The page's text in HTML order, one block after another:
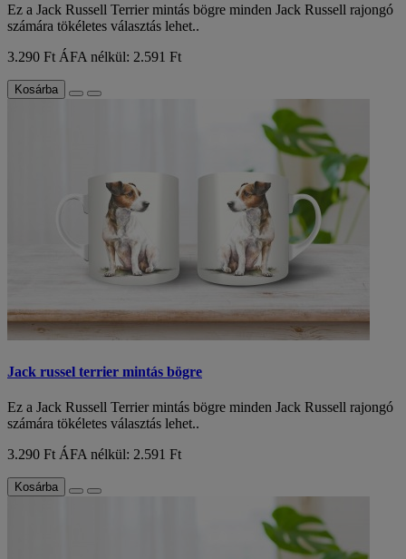
Ez a Jack Russell Terrier mintás bögre minden Jack Russell rajongó
számára tökéletes választás lehet..
3.290 Ft ÁFA nélkül: 2.591 Ft
Kosárba
Jack russel terrier mintás bögre
Ez a Jack Russell Terrier mintás bögre minden Jack Russell rajongó
számára tökéletes választás lehet..
3.290 Ft ÁFA nélkül: 2.591 Ft
Kosárba